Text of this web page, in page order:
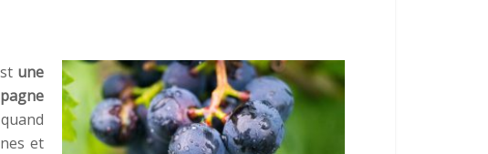
une
et